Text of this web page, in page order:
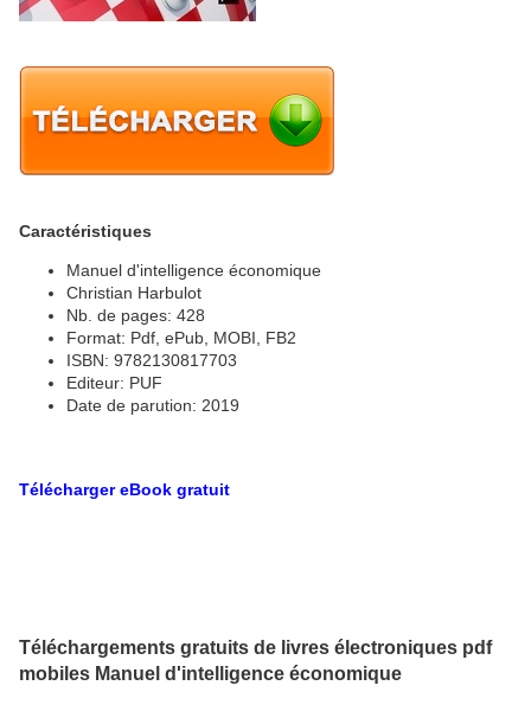
Caractéristiques
Manuel d'intelligence économique
Christian Harbulot
Nb. de pages: 428
Format: Pdf, ePub, MOBI, FB2
ISBN: 9782130817703
Editeur: PUF
Date de parution: 2019
Télécharger eBook gratuit
Téléchargements gratuits de livres électroniques pdf
mobiles Manuel d'intelligence économique